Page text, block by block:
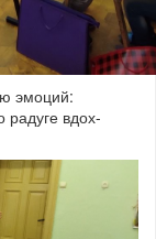
эмоций:
радуге вдох-